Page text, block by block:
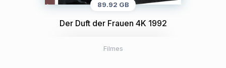
89.92 GB
Der Duft der Frauen 4K 1992
Filmes